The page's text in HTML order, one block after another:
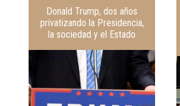
Donald Trump, dos años
privatizando la Presidencia,
la sociedad y el Estado